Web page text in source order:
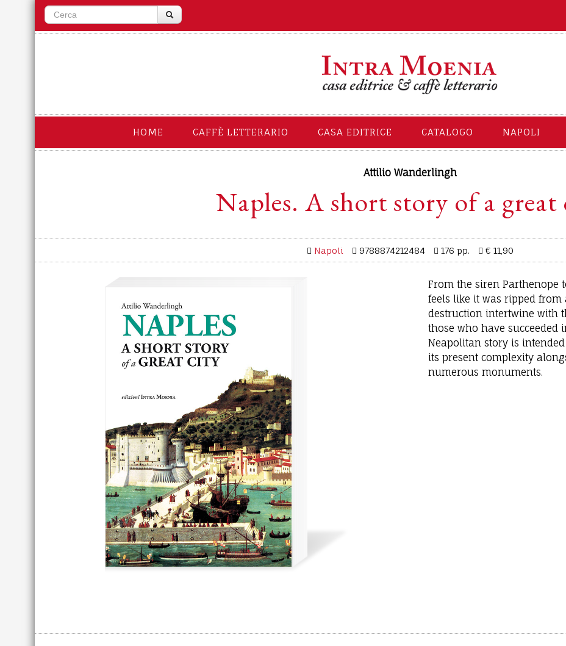
HOME CAFFÈ LETTERARIO CASA EDITRICE CATALOGO NAPOLI
Attilio Wanderlingh
Naples. A short story of a
Napoli 9788874212484 176 pp. € 11,90
From the siren Parthenope
feels like it was ripped from
destruction intertwine with
those who have
Neapolitan story is
its present complexity
numerous monuments.